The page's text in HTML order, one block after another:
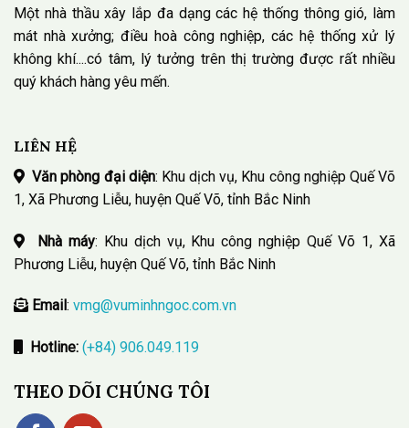
Một nhà thầu xây lắp đa dạng các hệ thống thông gió, làm
mát nhà xưởng; điều hoà công nghiệp, các hệ thống xử lý
không khí....có tâm, lý tưởng trên thị trường được rất nhiều
quý khách hàng yêu mến.
LIÊN HỆ
Văn phòng đại diện: Khu dịch vụ, Khu công nghiệp Quế Võ
1, Xã Phương Liễu, huyện Quế Võ, tỉnh Bắc Ninh
Nhà máy: Khu dịch vụ, Khu công nghiệp Quế Võ 1, Xã
Phương Liễu, huyện Quế Võ, tỉnh Bắc Ninh
Email : vmg@vuminhngoc.com.vn
Hotline: (+84) 906.049.119
THEO DÕI CHÚNG TÔI